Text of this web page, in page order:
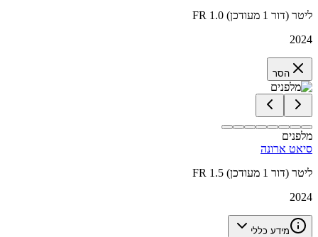
FR 1.0 ליטר (דור 1 מעודכן)
2024
הסר
מלפנים
סיאט ארונה
FR 1.5 ליטר (דור 1 מעודכן)
2024
מידע כללי